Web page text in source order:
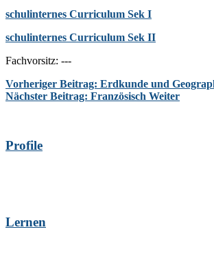
schulinternes Curriculum Sek I
schulinternes Curriculum Sek II
Fachvorsitz: ---
Vorheriger Beitrag: Erdkunde und
Nächster Beitrag: Französisch Weiter
Profile
Lernen